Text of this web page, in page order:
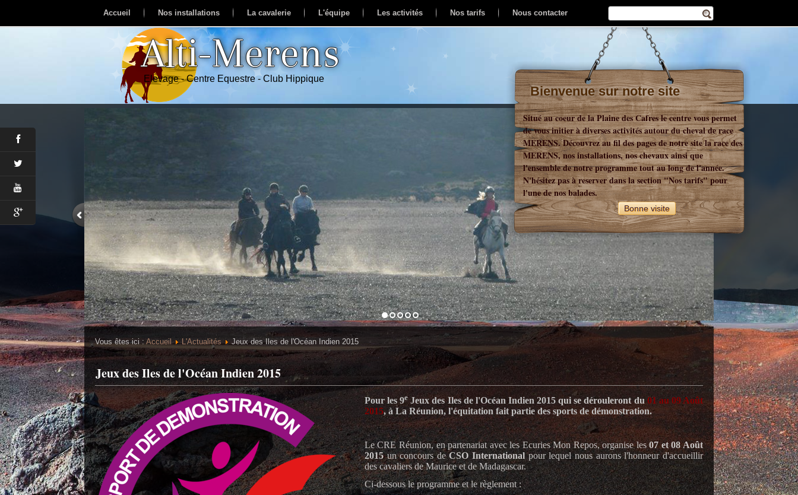
Bienvenue sur notre site
Situé au coeur de la Plaine des Cafres le centre vous permet
de vous initier à diverses activités autour du cheval de race
MERENS. Découvrez au fil des pages de notre site la race des
MERENS, nos installations, nos chevaux ainsi que
l'ensemble de notre programme tout au long de l'année.
N'hésitez pas à reserver dans la section "Nos tarifs" pour
l'une de nos balades.
Bonne visite
Alti-Merens
Elevage - Centre Equestre - Club Hippique
Accueil Nos installations La cavalerie L'équipe Les activités Nos tarifs Nous contacter
Vous êtes ici : Accueil L'Actualités Jeux des Iles de l'Océan Indien 2015
Jeux des Iles de l'Océan Indien 2015
Pour les 9eJeux des Iles de l'Océan Indien 2015qui se dérouleront du 01 au 09 Août
2015, à La Réunion, l'équitation fait partie des sports de démonstration.
Le CRE Réunion, en partenariat avec les Ecuries Mon Repos, organise les07 et 08 Août
2015un concours deCSO Internationalpour lequel nous aurons l'honneur d'accueillir
des cavaliers de Maurice et de Madagascar.
Ci-dessous le programme et le règlement :